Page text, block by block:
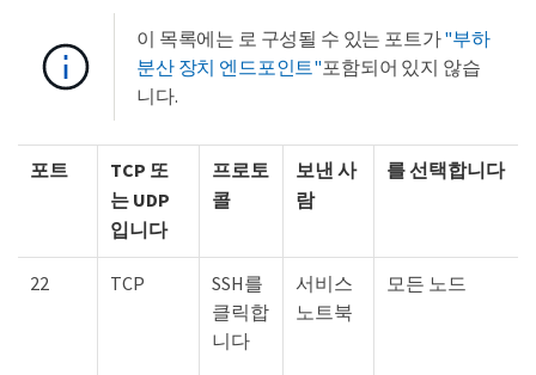
이 목록에는 로 구성될 수 있는 포트가"부하
분산 장치 엔드포인트"포함되어 있지 않습
니다.
포트
TCP 또
는 UDP
입니다
프로토
콜
보낸 사
람
를 선택합니다
22 TCP
SSH를
클릭합
니다
서비스
노트북
모든 노드